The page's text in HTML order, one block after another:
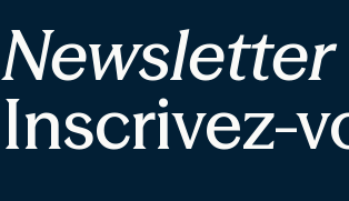
Newsletter
Inscrivez-